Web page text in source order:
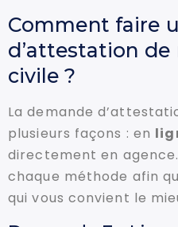
Comment faire
d’attestation
civile ?
La demande
plusieurs façons : en
directement en
chaque méthode afin
qui vous convient le